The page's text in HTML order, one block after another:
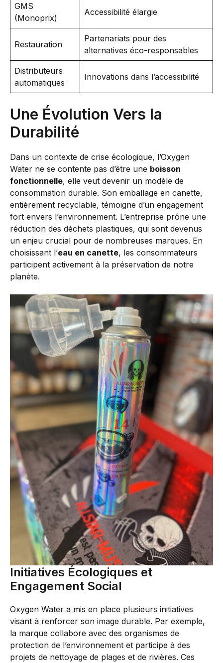
GMS
(Monoprix)
Accessibilité élargie
Restauration
Partenariats pour des
alternatives éco-responsables
Distributeurs
automatiques
Innovations dans l’accessibilité
Une Évolution Vers la
Durabilité
Dans un contexte de crise écologique, l’Oxygen
Water ne se contente pas d’être une boisson
fonctionnelle, elle veut devenir un modèle de
consommation durable. Son emballage en canette,
entièrement recyclable, témoigne d’un engagement
fort envers l’environnement. L’entreprise prône une
réduction des déchets plastiques, qui sont devenus
un enjeu crucial pour de nombreuses marques. En
choisissant l’eau en canette, les consommateurs
participent activement à la préservation de notre
planète.
Initiatives Écologiques et
Engagement Social
Oxygen Water a mis en place plusieurs initiatives
visant à renforcer son image durable. Par exemple,
la marque collabore avec des organismes de
protection de l’environnement et participe à des
projets de nettoyage de plages et de rivières. Ces